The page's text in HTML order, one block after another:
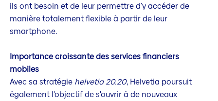
ils ont besoin et de leur permettre d'y accéder de
manière totalement flexible à partir de leur
smartphone.
Importance croissante des services financiers
mobiles
Avec sa stratégie helvetia 20.20, Helvetia poursuit
également l'objectif de s'ouvrir à de nouveaux